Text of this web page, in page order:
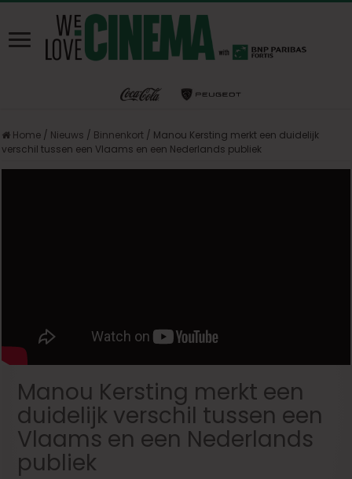
Home / Nieuws / Binnenkort / Manou Kersting merkt een duidelijk
verschil tussen een Vlaams en een Nederlands publiek
Manou Kersting merkt een
duidelijk verschil tussen een
Vlaams en een Nederlands
publiek